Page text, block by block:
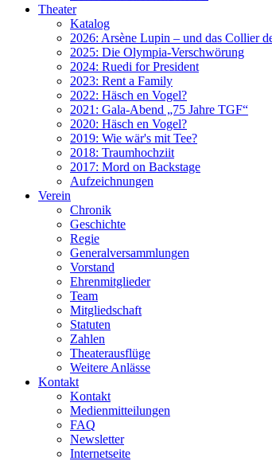
Theater
Katalog
2026: Arsène Lupin – und das Collier
2025: Die Olympia-Verschwörung
2024: Ruedi for President
2023: Rent a Family
2022: Häsch en Vogel?
2021: Gala-Abend „75 Jahre TGF“
2020: Häsch en Vogel?
2019: Wie wär's mit Tee?
2018: Traumhochziit
2017: Mord on Backstage
Aufzeichnungen
Verein
Chronik
Geschichte
Regie
Generalversammlungen
Vorstand
Ehrenmitglieder
Team
Mitgliedschaft
Statuten
Zahlen
Theaterausflüge
Weitere Anlässe
Kontakt
Kontakt
Medienmitteilungen
FAQ
Newsletter
Internetseite